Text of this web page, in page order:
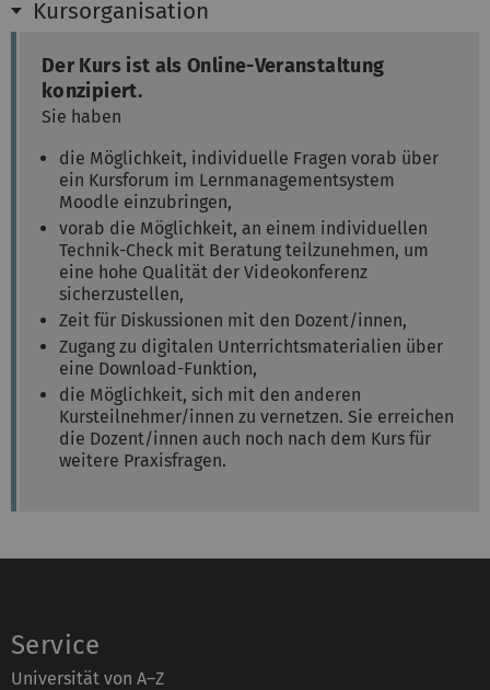
Kursorganisation
Der Kurs ist als Online-Veranstaltung
konzipiert.
Sie haben
die Möglichkeit, individuelle Fragen vorab über
ein Kursforum im Lernmanagementsystem
Moodle einzubringen,
vorab die Möglichkeit, an einem individuellen
Technik-Check mit Beratung teilzunehmen, um
eine hohe Qualität der Videokonferenz
sicherzustellen,
Zeit für Diskussionen mit den Dozent/innen,
Zugang zu digitalen Unterrichtsmaterialien über
eine Download-Funktion,
die Möglichkeit, sich mit den anderen
Kursteilnehmer/innen zu vernetzen. Sie erreichen
die Dozent/innen auch noch nach dem Kurs für
weitere Praxisfragen.
Service
Universität von A–Z